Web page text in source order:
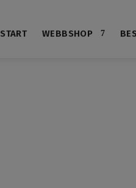
START WEBBSHOP